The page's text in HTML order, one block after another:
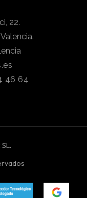
22.
46 64